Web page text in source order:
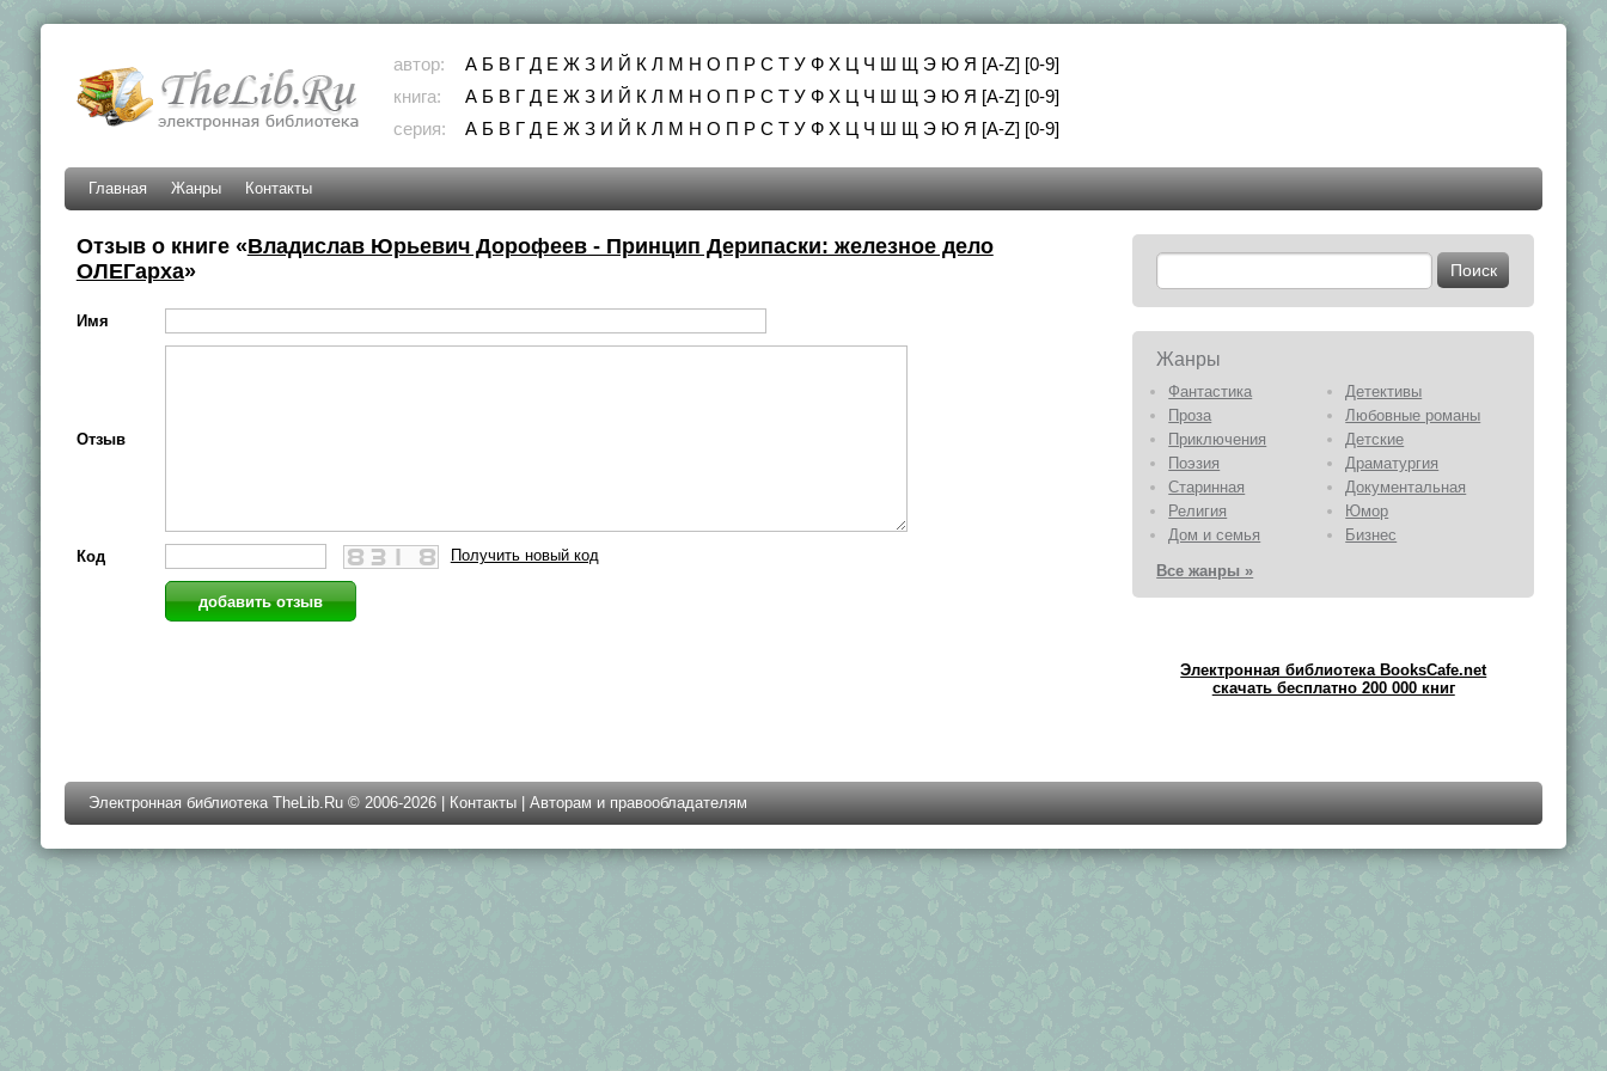
автор: А Б В Г Д Е Ж З И Й К Л М Н О П Р С Т У Ф Х Ц Ч Ш Щ Э Ю Я [A-Z] [0-9]
книга:
А Б В Г Д Е Ж З И Й К Л М Н О П Р С Т У Ф Х Ц Ч Ш Щ Э Ю Я [A-Z] [0-9]
серия:
А Б В Г Д Е Ж З И Й К Л М Н О П Р С Т У Ф Х Ц Ч Ш Щ Э Ю Я [A-Z] [0-9]
Главная Жанры Контакты
Отзыв о книге «Владислав Юрьевич Дорофеев - Принцип Дерипаски: железное дело
ОЛЕГарха»
Имя
Отзыв
Код Получить новый код
Жанры
Фантастика
Детективы
Проза
Любовные романы
Приключения
Детские
Поэзия
Драматургия
Старинная
Документальная
Религия
Юмор
Дом и семья
Бизнес
Все жанры »
Электронная библиотека BooksCafe.net
скачать бесплатно 200 000 книг
Электронная библиотека TheLib.Ru © 2006-2026 | Контакты| Авторам и правообладателям